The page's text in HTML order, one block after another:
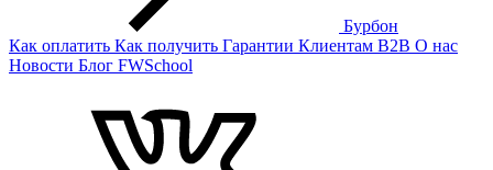
Бурбон
Как оплатить Как получить Гарантии Клиентам B2B О нас
Новости Блог FWSchool